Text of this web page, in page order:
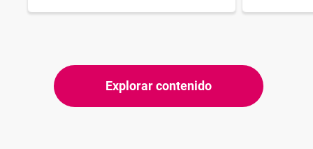
Explorar contenido